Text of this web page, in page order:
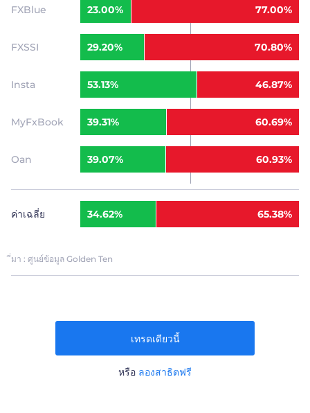
FXBlue 23.00% 77.00%
FXSSI 29.20% 70.80%
Insta 53.13% 46.87%
MyFxBook 39.31% 60.69%
Oan 39.07% 60.93%
ค่าเฉลี่ย 34.62% 65.38%
ี่มา : ศูนย์ข้อมูล Golden Ten
เทรดเดียวนี้
หรือ ลองสาธิตฟรี